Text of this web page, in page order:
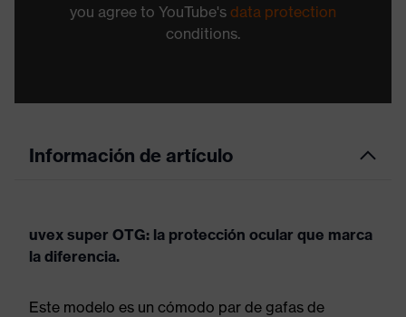
you agree to YouTube's data protection
conditions.
Información de artículo
uvex super OTG: la protección ocular que marca
la diferencia.
Este modelo es un cómodo par de gafas de